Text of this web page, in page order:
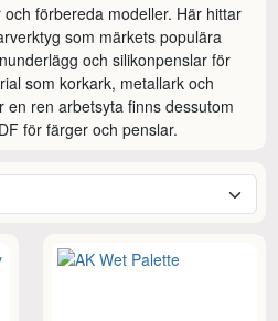
förbereda modeller. Här hittar
som märkets populära
och silikonpenslar för
som korkark, metallark och
ren arbetsyta finns dessutom
för färger och penslar.